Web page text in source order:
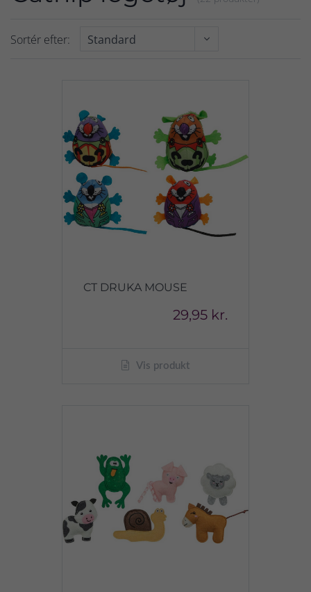
Sortér efter:
CT DRUKA MOUSE
29,95 kr.
Vis produkt